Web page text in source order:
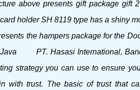
above presents gift package gift
holder SH 8119 type has a shiny
the hampers package for the
PT. Hasasi International,
strategy you can use to ensure
with trust. The basic of trust that